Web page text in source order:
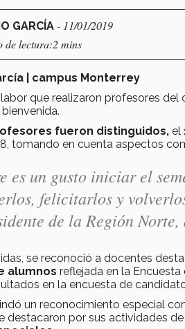
GARCÍA - 11/01/2019
de lectura:2 mins
| campus Monterrey
que realizaron profesores
fueron distinguidos, el
tomando en cuenta aspectos
es un gusto iniciar el
felicitarlos y
de la Región Norte,
se reconoció a docentes
alumnos reflejada en la
en la encuesta de
un reconocimiento especial
destacaron por sus actividades de